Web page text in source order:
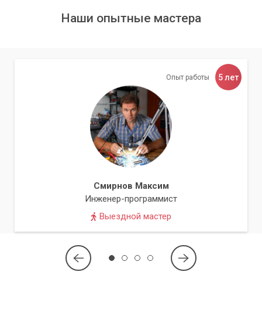
Настройка параметров конфиденциальности и
безопасности веб-браузеров.
Советы по созданию надежных паролей и
безопасному поведению в интернете.
5. Резервное копирование данных:
Один из важнейших аспектов защиты –
возможность восстановления данных в
случае непредвиденных ситуаций.
Консультации по выбору стратегии резервного
копирования.
Наши опытные мастера
Опыт работы 5 лет
Смирнов Максим
Инженер-программист
Выездной мастер